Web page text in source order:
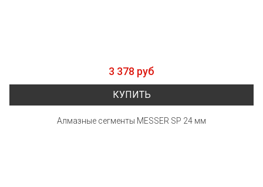
3 378 руб
КУПИТЬ
Алмазные сегменты MESSER SP 24 мм